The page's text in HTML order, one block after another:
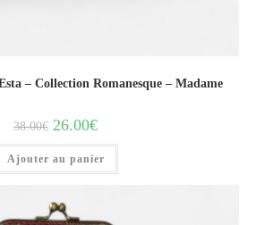
– Collection Romanesque – Madame
38.00€ 26.00€
Ajouter au panier